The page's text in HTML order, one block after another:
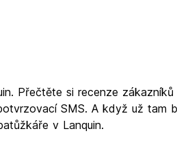
Přečtěte si recenze
SMS. A když už
v Lanquin.